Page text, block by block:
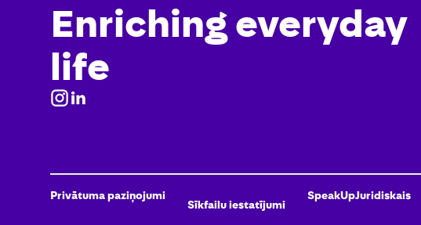
Enriching everyday
life
Privātuma paziņojumi
Sīkfailu iestatījumi
SpeakUpJuridiskais